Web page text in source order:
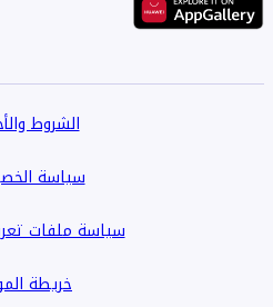
الشروط
سياسة
سياسة ملفات
خريطة